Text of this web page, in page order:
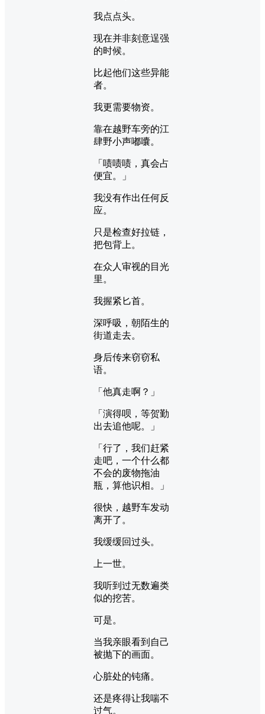
我点点头。
现在并非刻意逞强
的时候。
比起他们这些异能
者。
我更需要物资。
靠在越野车旁的江
肆野小声嘟囔。
「啧啧啧，真会占
便宜。」
我没有作出任何反
应。
只是检查好拉链，
把包背上。
在众人审视的目光
里。
我握紧匕首。
深呼吸，朝陌生的
街道走去。
身后传来窃窃私
语。
「他真走啊？」
「演得呗，等贺勤
出去追他呢。」
「行了，我们赶紧
走吧，一个什么都
不会的废物拖油
瓶，算他识相。」
很快，越野车发动
离开了。
我缓缓回过头。
上一世。
我听到过无数遍类
似的挖苦。
可是。
当我亲眼看到自己
被抛下的画面。
心脏处的钝痛。
还是疼得让我喘不
过气。